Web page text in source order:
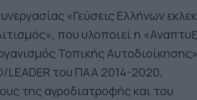
«Γεύσεις Ελλήνων
που υλοποιεί η
Τοπικής Αυτοδιοίκησης»
του ΠΑΑ 2014-2020,
της αγροδιατροφής και του